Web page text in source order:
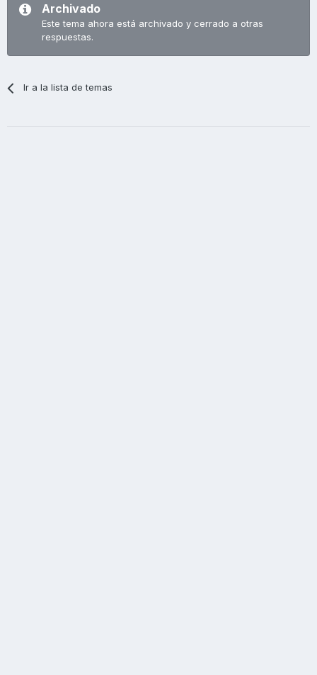
Archivado
Este tema ahora está archivado y cerrado a otras
respuestas.
Ir a la lista de temas